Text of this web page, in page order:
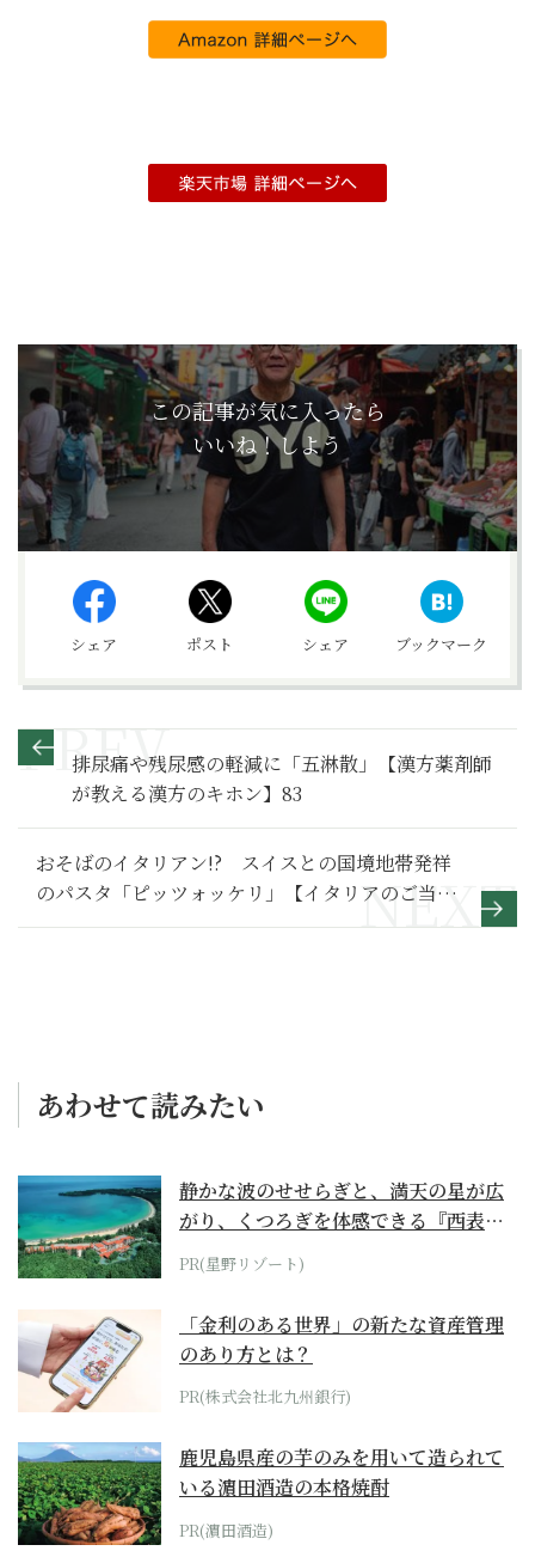
この記事が気に入ったら
いいね！しよう
シェア ポスト シェア ブックマーク
排尿痛や残尿感の軽減に「五淋散」【漢方薬剤師
が教える漢方のキホン】83
おそばのイタリアン!? スイスとの国境地帯発祥
のパスタ「ピッツォッケリ」【イタリアのご当地
パスタ】
あわせて読みたい
静かな波のせせらぎと、満天の星が広
がり、くつろぎを体感できる『西表島
ホテル by...
PR(星野リゾート)
「金利のある世界」の新たな資産管理
のあり方とは？
PR(株式会社北九州銀行)
鹿児島県産の芋のみを用いて造られて
いる濵田酒造の本格焼酎
PR(濵田酒造)